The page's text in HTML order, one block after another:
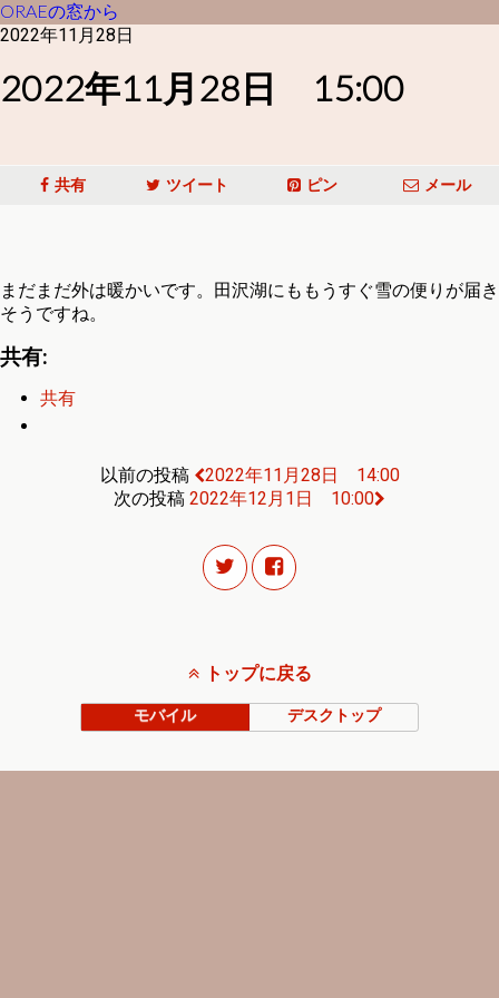
ORAEの窓から
2022年11月28日
2022年11月28日 15:00
共有 ツイート ピン メール
まだまだ外は暖かいです。田沢湖にももうすぐ雪の便りが届き
そうですね。
共有:
共有
以前の投稿
2022年11月28日 14:00
次の投稿 2022年12月1日 10:00
トップに戻る
モバイル デスクトップ